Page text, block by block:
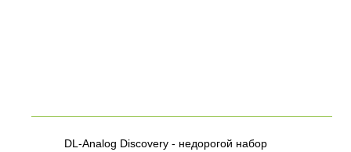
DL-Analog Discovery - недорогой набор